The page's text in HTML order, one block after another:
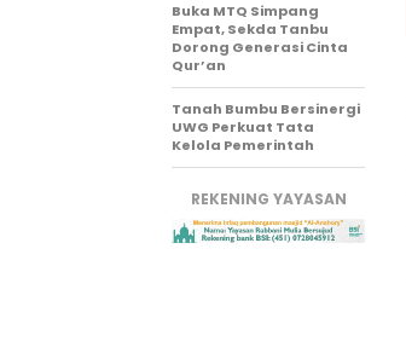
Buka MTQ Simpang
Empat, Sekda Tanbu
Dorong Generasi Cinta
Qur’an
Tanah Bumbu Bersinergi
UWG Perkuat Tata
Kelola Pemerintah
REKENING YAYASAN